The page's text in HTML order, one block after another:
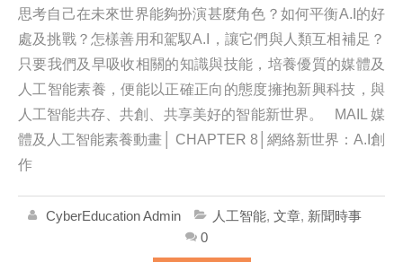
思考自己在未來世界能夠扮演甚麼角色？如何平衡A.I的好
處及挑戰？怎樣善用和駕馭A.I，讓它們與人類互相補足？
只要我們及早吸收相關的知識與技能，培養優質的媒體及
人工智能素養，便能以正確正向的態度擁抱新興科技，與
人工智能共存、共創、共享美好的智能新世界。 MAIL 媒
體及人工智能素養動畫│ CHAPTER 8│網絡新世界：A.I創
作
CyberEducation Admin 人工智能, 文章, 新聞時事
0